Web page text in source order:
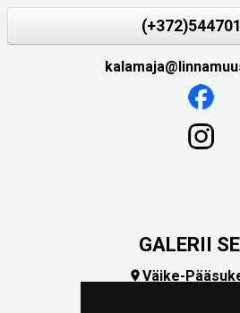
GALERII
Väike-